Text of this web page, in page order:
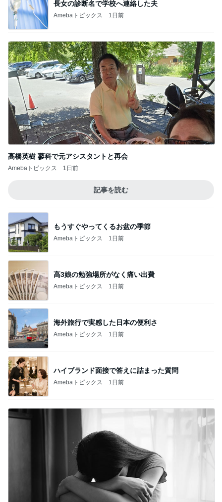
長女の診断名で学校へ連絡した夫
Amebaトピックス 1日前
高橋英樹 蓼科で元アシスタントと再会
Amebaトピックス 1日前
記事を読む
もうすぐやってくるお盆の季節
Amebaトピックス 1日前
高3娘の勉強場所がなく痛い出費
Amebaトピックス 1日前
海外旅行で実感した日本の便利さ
Amebaトピックス 1日前
ハイブランド面接で答えに詰まった質問
Amebaトピックス 1日前